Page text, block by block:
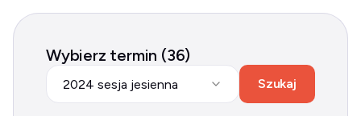
Wybierz termin (36)
2024 sesja jesienna Szukaj